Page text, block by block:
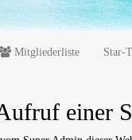
Mitgliederliste Star-
einer